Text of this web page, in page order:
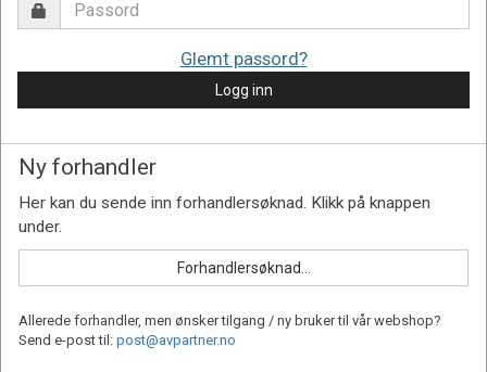
Glemt passord?
Logg inn
Ny forhandler
Allerede forhandler, men ønsker tilgang / ny bruker til vår webshop?
Send e-post til: post@avpartner.no